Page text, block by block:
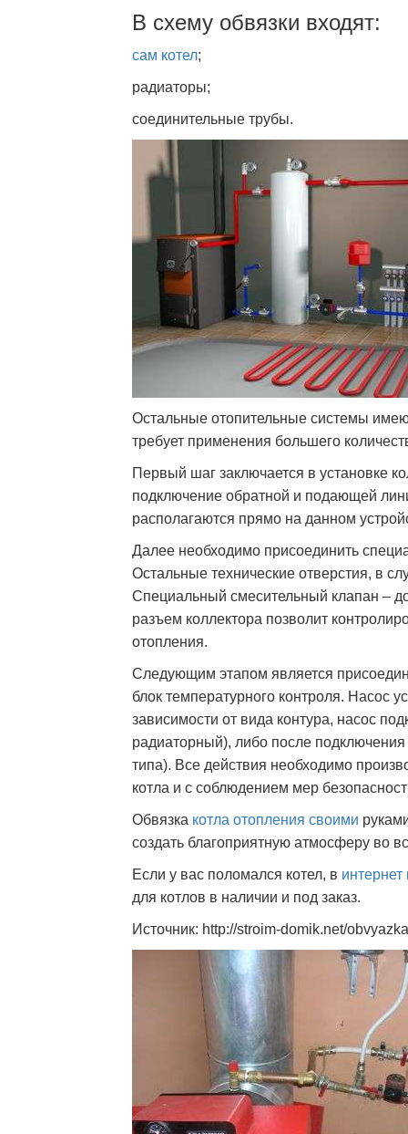
В схему обвязки входят:
сам котел;
радиаторы;
соединительные трубы.
Остальные отопительные системы
требует применения большего
Первый шаг заключается в установке
подключение обратной и подающей
располагаются прямо на данном
Далее необходимо присоединить
Остальные технические отверстия, в
Специальный смесительный клапан –
разъем коллектора позволит
отопления.
Следующим этапом является
блок температурного контроля. Насос
зависимости от вида контура, насос
радиаторный), либо после подключения
типа). Все действия необходимо
котла и с соблюдением мер
Обвязка котла отопления своими
создать благоприятную атмосферу во
Если у вас поломался котел, в интернет
для котлов в наличии и под заказ.
Источник: http://stroim-domik.net/